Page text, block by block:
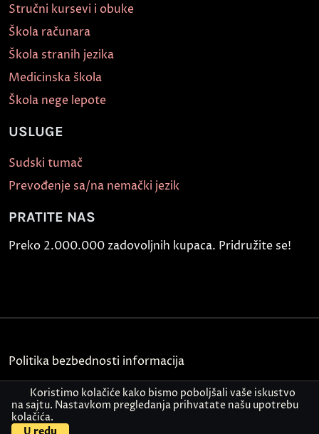
Stručni kursevi i obuke
Škola računara
Škola stranih jezika
Medicinska škola
Škola nege lepote
USLUGE
Sudski tumač
Prevođenje sa/na nemački jezik
PRATITE NAS
Preko 2.000.000 zadovoljnih kupaca. Pridružite se!
Politika bezbednosti informacija
Kontakt
© Akademija Oxford 2026.
Koristimo kolačiće kako bismo poboljšali vaše iskustvo
na sajtu. Nastavkom pregledanja prihvatate našu upotrebu
kolačića.